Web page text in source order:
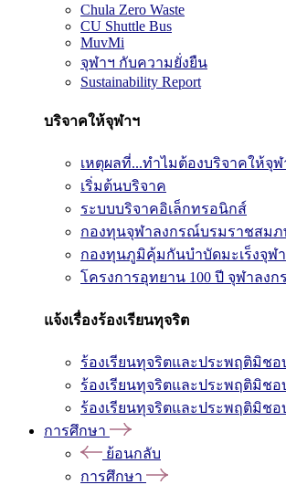
Chula Zero Waste
CU Shuttle Bus
MuvMi
จุฬาฯ กับความยั่งยืน
Sustainability Report
บริจาคให้จุฬาฯ
เหตุผลที่...ทำไมต้องบริจาคให้จุฬ
เริ่มต้นบริจาค
ระบบบริจาคอิเล็กทรอนิกส์
กองทุนจุฬาลงกรณ์บรมราชสมภ
กองทุนภูมิคุ้มกันบำบัดมะเร็งจุฬ
โครงการอุทยาน 100 ปี จุฬาลง
แจ้งเรื่องร้องเรียนทุจริต
ร้องเรียนทุจริตและประพฤติมิชอ
ร้องเรียนทุจริตและประพฤติมิชอ
ร้องเรียนทุจริตและประพฤติมิชอ
การศึกษา
ย้อนกลับ
การศึกษา